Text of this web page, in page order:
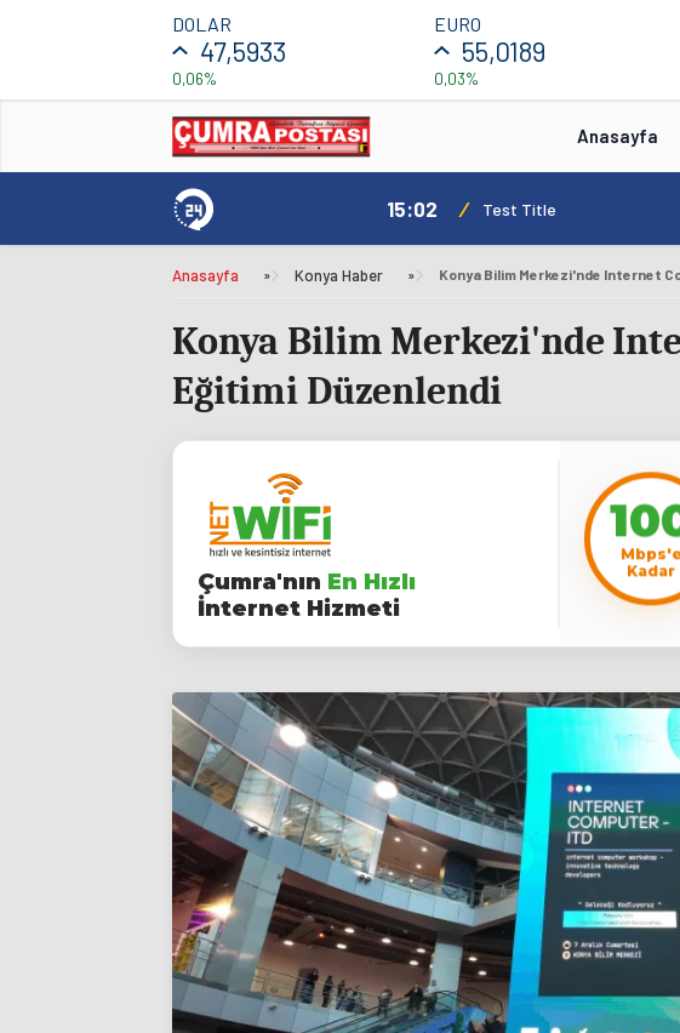
DOLAR
47,5933
0,06%
EURO
55,0189
0,03%
Anasayfa
15:02 / Test Title
Anasayfa » Konya Haber »
Konya Bilim Merkezi'nde
Eğitimi Düzenlendi
Çumra'nın En Hızlı
İnternet Hizmeti
Mbps'e
Kadar